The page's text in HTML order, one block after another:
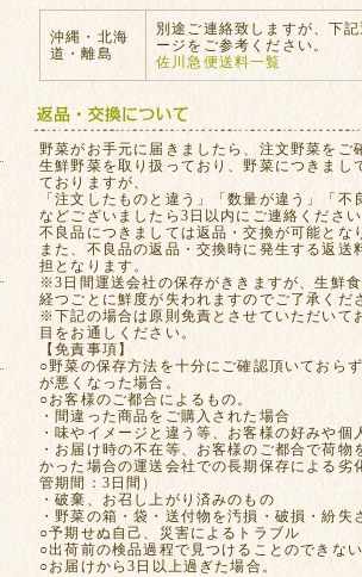
沖縄・北海
道・離島
別途ご連絡致しますが、下
ージをご参考ください。
佐川急便送料一覧
野菜がお手元に届きましたら、注文野菜をご
生鮮野菜を取り扱っており、野菜につきまし
ておりますが、
「注文したものと違う」「数量が違う」「不
などございましたら3日以内にご連絡ください
不良品につきましては返品・交換が可能とな
また、不良品の返品・交換時に発生する返送
担となります。
※3日間運送会社の保存がききますが、生鮮
経つごとに鮮度が失われますのでご了承くだ
※下記の場合は原則免責とさせていただいて
目をお通しください。
【免責事項】
○野菜の保存方法を十分にご確認頂いておら
が悪くなった場合。
○お客様のご都合によるもの。
・間違った商品をご購入された場合
・味やイメージと違う等、お客様の好みや個
・お届け時の不在等、お客様のご都合で荷物
かった場合の運送会社での長期保存による劣
管期間：3日間）
・破棄、お召し上がり済みのもの
・野菜の箱・袋・送付物を汚損・破損・紛失
○予期せぬ自己、災害によるトラブル
○出荷前の検品過程で見つけることのできな
○お届けから3日以上過ぎた場合。